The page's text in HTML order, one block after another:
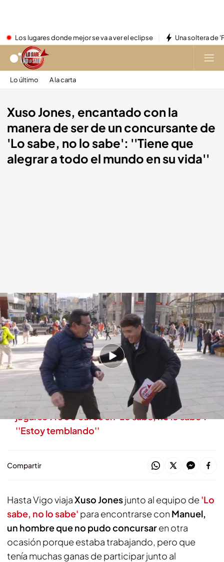
Los lugares donde mejor se va a ver el eclipse Una soltera de
Lo último A la carta
Xuso Jones, encantado con la
manera de ser de un concursante de
'Lo sabe, no lo sabe': ''Tiene que
alegrar a todo el mundo en su vida''
El momentazo de Xuso Jones y el concursante.cuatro.com
Lo sabe, no lo sabe
08 ENE 2026 - 20:10h.
Así ha sido el momentazo del presentador con
el concursante de 'Lo sabe, no lo sabe'
La gran emoción de una concursante tras
jugarse 9.000 euros en 'Lo sabe, no lo sabe':
''Estoy temblando''
Compartir
Hasta Vigo viajaXuso Jonesjunto al equipo de 'Lo
sabe, no lo sabe' para encontrarse con Manuel,
un hombre que no pudo concursaren otra
ocasión porque estaba trabajando, pero que
tenía muchas ganas de participar junto al